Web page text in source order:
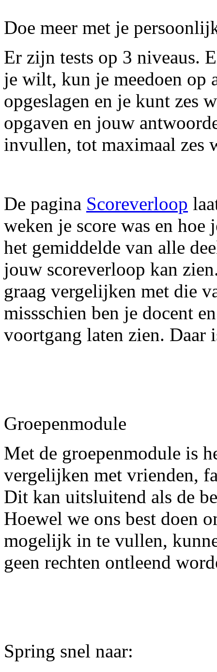
Doe meer met je
Er zijn tests op 3 niveaus.
je wilt, kun je meedoen op
opgeslagen en je kunt zes
opgaven en jouw
invullen, tot maximaal zes
De pagina Scoreverloop
weken je score was en hoe
het gemiddelde van alle
jouw scoreverloop kan
graag vergelijken met die
missschien ben je docent
voortgang laten zien. Daar
Groepenmodule
Met de groepenmodule is
vergelijken met vrienden,
Dit kan uitsluitend als de
Hoewel we ons best doen
mogelijk in te vullen,
geen rechten ontleend
Spring snel naar: